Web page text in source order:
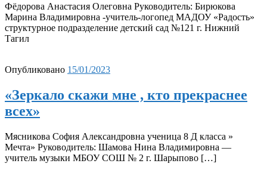
Фёдорова Анастасия Олеговна Руководитель: Бирюкова
Марина Владимировна -учитель-логопед МАДОУ «Радость»
структурное подразделение детский сад №121 г. Нижний
Тагил
Опубликовано 15/01/2023
«Зеркало скажи мне , кто прекраснее
всех»
Мясникова София Александровна ученица 8 Д класса »
Мечта» Руководитель: Шамова Нина Владимировна —
учитель музыки МБОУ СОШ № 2 г. Шарыпово […]